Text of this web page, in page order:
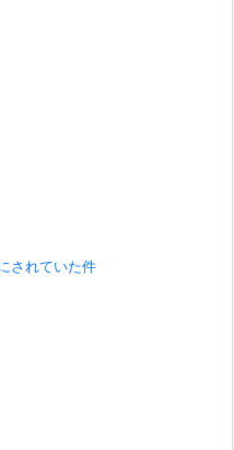
されていた件